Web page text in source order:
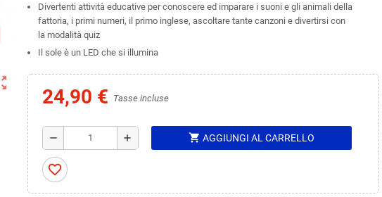
Divertenti attività educative per conoscere ed imparare i suoni e gli animali della
fattoria, i primi numeri, il primo inglese, ascoltare tante canzoni e divertirsi con
la modalità quiz
Il sole è un LED che si illumina
24,90 € Tasse incluse
remove add shopping_cart AGGIUNGI AL CARRELLO
favorite_border